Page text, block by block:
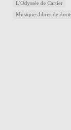
L'Odyssée de Cartier
Musiques libres de